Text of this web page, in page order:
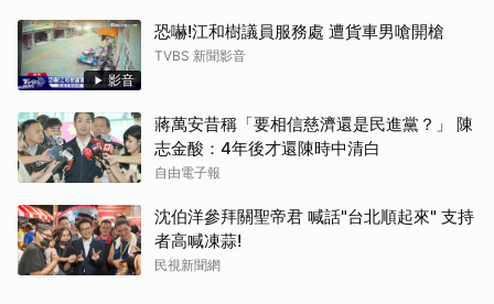
影音
恐嚇!江和樹議員服務處 遭貨車男嗆開槍
TVBS 新聞影音
蔣萬安昔稱「要相信慈濟還是民進黨？」 陳
志金酸：4年後才還陳時中清白
自由電子報
沈伯洋參拜關聖帝君 喊話"台北順起來" 支持
者高喊凍蒜!
民視新聞網